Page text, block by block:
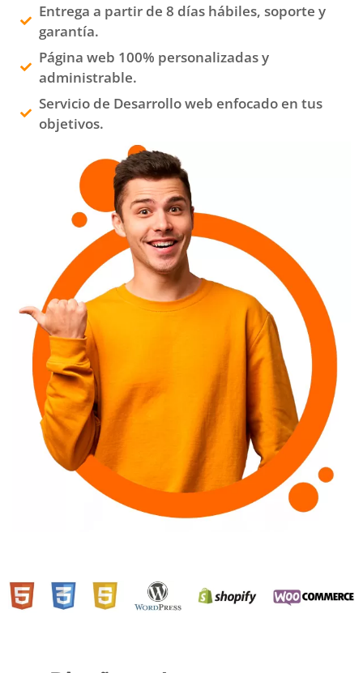
Entrega a partir de 8 días hábiles, soporte y
garantía.
Página web 100% personalizadas y
administrable.
Servicio de Desarrollo web enfocado en tus
objetivos.